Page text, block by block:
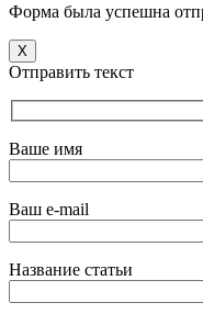
Форма была успешна
X
Отправить текст
Ваше имя
Ваш e-mail
Название статьи